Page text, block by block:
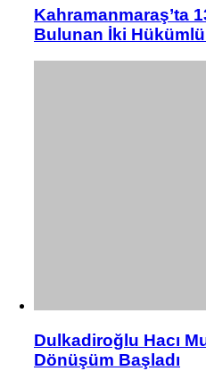
Kahramanmaraş’ta
Bulunan İki Hükümlü
Dulkadiroğlu Hacı
Dönüşüm Başladı